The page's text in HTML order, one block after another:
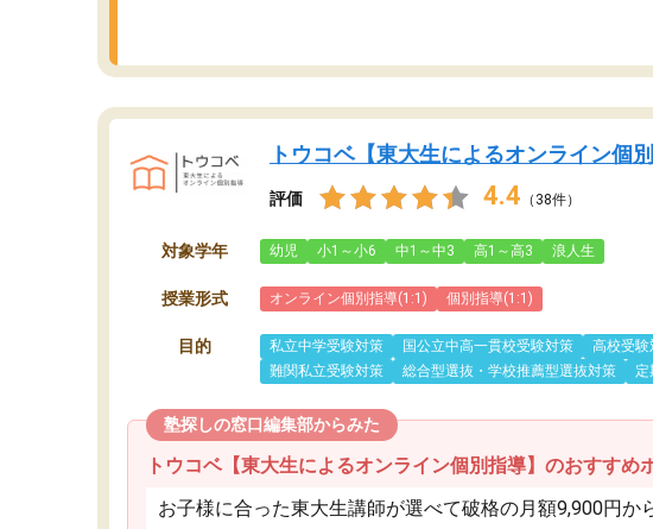
トウコベ【東大生によるオンライン個別
評価 4.4 （38件）
対象学年 幼児 小1～小6 中1～中3 高1～高3 浪人生
授業形式 オンライン個別指導(1:1) 個別指導(1:1)
目的 私立中学受験対策 国公立中高一貫校受験対策 高校受験
難関私立受験対策
総合型選抜・学校推薦型選抜対策 定
塾探しの窓口編集部からみた
トウコベ【東大生によるオンライン個別指導】のおすすめ
お子様に合った東大生講師が選べて破格の月額9,900円か